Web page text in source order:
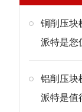
铜削压块
派特是您
铝削压块
派特是值